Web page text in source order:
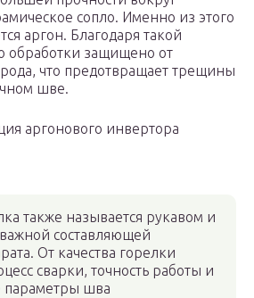
сопло. Именно из этого
аргон. Благодаря такой
обработки защищено от
что предотвращает трещины
шве.
аргонового инвертора
также называется рукавом и
составляющей
От качества горелки
сварки, точность работы и
параметры шва